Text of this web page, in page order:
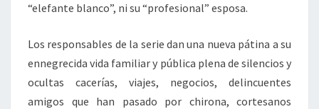
“elefante blanco”, ni su “profesional” esposa.
Los responsables de la serie dan una nueva pátina a su
ennegrecida vida familiar y pública plena de silencios y
ocultas cacerías, viajes, negocios, delincuentes
amigos que han pasado por chirona, cortesanos